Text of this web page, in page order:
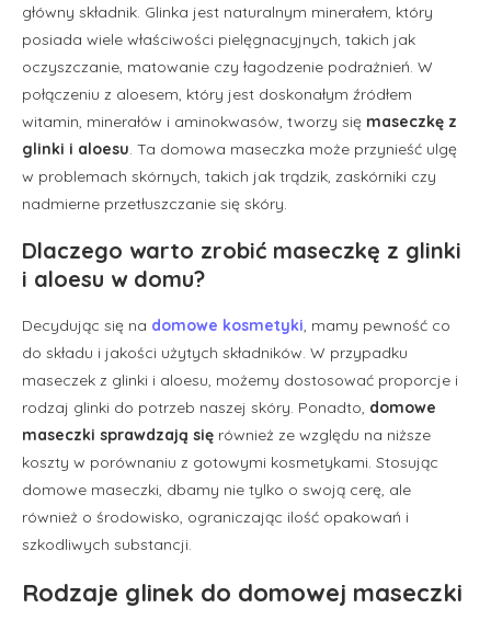
główny składnik. Glinka jest naturalnym minerałem, który
posiada wiele właściwości pielęgnacyjnych, takich jak
oczyszczanie, matowanie czy łagodzenie podrażnień. W
połączeniu z aloesem, który jest doskonałym źródłem
witamin, minerałów i aminokwasów, tworzy się maseczkę z
glinki i aloesu. Ta domowa maseczka może przynieść ulgę
w problemach skórnych, takich jak trądzik, zaskórniki czy
nadmierne przetłuszczanie się skóry.
Dlaczego warto zrobić maseczkę z glinki
i aloesu w domu?
Decydując się na domowe kosmetyki, mamy pewność co
do składu i jakości użytych składników. W przypadku
maseczek z glinki i aloesu, możemy dostosować proporcje i
rodzaj glinki do potrzeb naszej skóry. Ponadto, domowe
maseczki sprawdzają się również ze względu na niższe
koszty w porównaniu z gotowymi kosmetykami. Stosując
domowe maseczki, dbamy nie tylko o swoją cerę, ale
również o środowisko, ograniczając ilość opakowań i
szkodliwych substancji.
Rodzaje glinek do domowej maseczki